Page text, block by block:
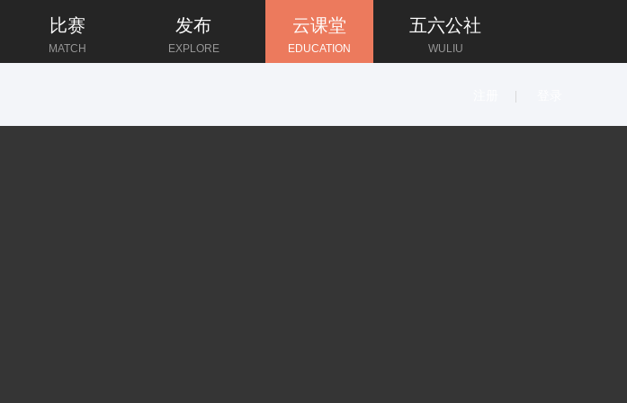
比赛
MATCH
发布
EXPLORE
云课堂
EDUCATION
五六公社
WULIU